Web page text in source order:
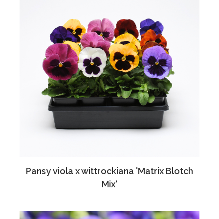
Pansy viola x wittrockiana 'Matrix Blotch
Mix'